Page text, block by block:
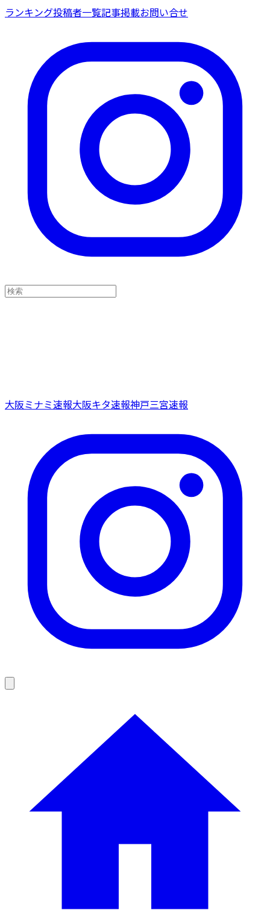
ランキング投稿者一覧記事掲載お問い合せ
大阪ミナミ速報大阪キタ速報神戸三宮速報